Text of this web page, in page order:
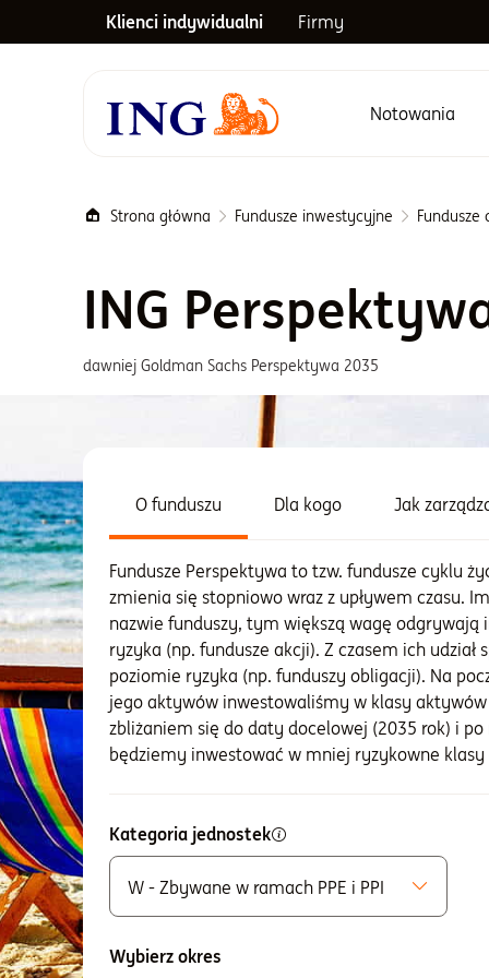
Klienci indywidualni Firmy
Menu główne
Notowania
Strona główna Fundusze inwestycyjne Fundusze
ING
dawniej Goldman Sachs Perspektywa 2035
O funduszu Dla kogo Jak
Fundusze Perspektywa to tzw. fundusze cyklu
zmienia się stopniowo wraz z upływem czasu.
nazwie funduszy, tym większą wagę
ryzyka (np. fundusze akcji). Z czasem ich
poziomie ryzyka (np. funduszy obligacji). Na
jego aktywów inwestowaliśmy w klasy
zbliżaniem się do daty docelowej (2035 rok) i
będziemy inwestować w mniej ryzykowne
Kategoria jednostek
W - Zbywane w ramach PPE i PPI
K - Zbywane w ramach IKE i IKZE
Wybierz okres